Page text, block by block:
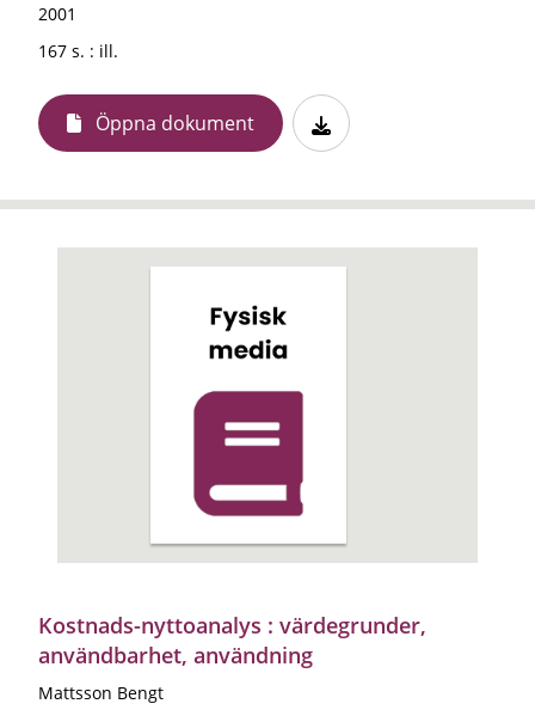
2001
167 s. : ill.
Öppna dokument
Kostnads-nyttoanalys : värdegrunder,
användbarhet, användning
Mattsson Bengt